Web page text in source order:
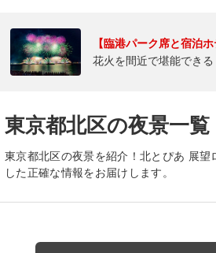
【臨港パーク席と宿泊ホ
花火を間近で堪能でき
東京都北区の夜景一覧
東京都北区の夜景を紹介！北とぴあ 展
した正確な情報をお届けします。